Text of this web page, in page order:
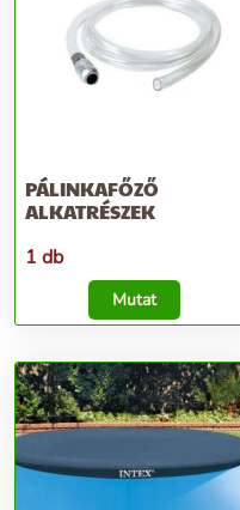
PÁLINKAFŐZŐ
ALKATRÉSZEK
1 db
Mutat